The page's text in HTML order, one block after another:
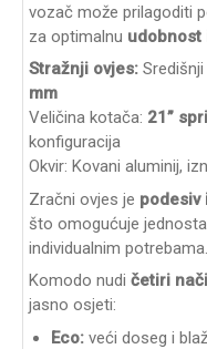
vozač može prilagoditi
za optimalnu
Stražnji ovjes:
mm
Veličina kotača: 21”
konfiguracija
Okvir: Kovani aluminij,
Zračni ovjes je podesiv
što omogućuje
individualnim potrebama.
Komodo nudi četiri
jasno osjeti:
Eco: veći doseg i